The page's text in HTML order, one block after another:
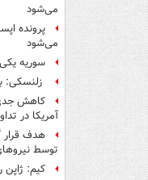
می‌شود
پرونده
می‌شود
سوریه
زلنسکی:
کاهش
آمریکا در
هدف
توسط
کیم: ژاپن